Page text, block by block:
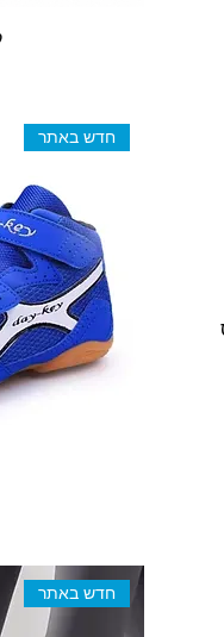
חדש באתר
חדש באתר